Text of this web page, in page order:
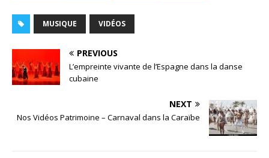
MUSIQUE VIDÉOS
PREVIOUS
L’empreinte vivante de l’Espagne dans la danse
cubaine
NEXT
Nos Vidéos Patrimoine – Carnaval dans la Caraïbe